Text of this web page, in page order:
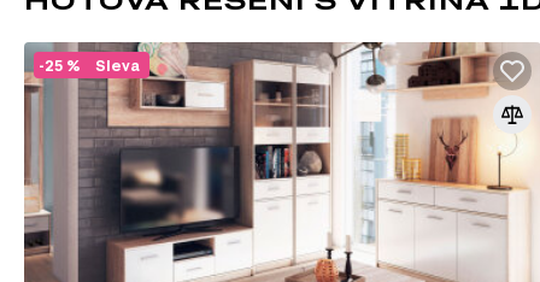
Komody
Konferenční stolky
Jednolůžková postel
Šatní panely do předsíně
Šatní skříň
Úložný prostor
Nástěnné police a skříňky
Botníky do předsíně
Kancelářské stoly
ROLOVACÍ VEDENÍ
Sleva
-25 %